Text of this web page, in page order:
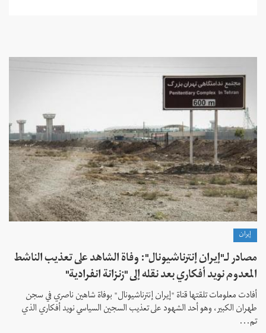
إيران
مصادر لـ"إيران إنترناشيونال": وفاة الشاهد على تعذيب الناشط
المعدوم نويد أفكاري بعد نقله إلى "زنزانة انفرادية"
أفادت معلومات تلقتها قناة "إيران إنترناشيونال" بوفاة شاهين ناصري في سجن
طهران الكبير، وهو أحد الشهود على تعذيب السجين السياسي نويد أفكاري الذي
تم...